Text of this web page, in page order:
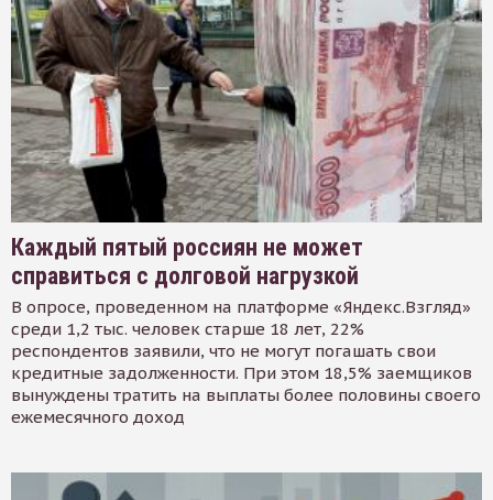
Каждый пятый россиян не может
справиться с долговой нагрузкой
В опросе, проведенном на платформе «Яндекс.Взгляд»
среди 1,2 тыс. человек старше 18 лет, 22%
респондентов заявили, что не могут погашать свои
кредитные задолженности. При этом 18,5% заемщиков
вынуждены тратить на выплаты более половины своего
ежемесячного доход